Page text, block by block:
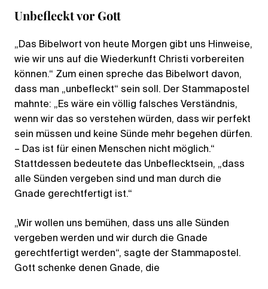
Unbefleckt vor Gott
„Das Bibelwort von heute Morgen gibt uns Hinweise,
wie wir uns auf die Wiederkunft Christi vorbereiten
können.“ Zum einen spreche das Bibelwort davon,
dass man „unbefleckt“ sein soll. Der Stammapostel
mahnte: „Es wäre ein völlig falsches Verständnis,
wenn wir das so verstehen würden, dass wir perfekt
sein müssen und keine Sünde mehr begehen dürfen.
– Das ist für einen Menschen nicht möglich.“
Stattdessen bedeutete das Unbeflecktsein, „dass
alle Sünden vergeben sind und man durch die
Gnade gerechtfertigt ist.“
„Wir wollen uns bemühen, dass uns alle Sünden
vergeben werden und wir durch die Gnade
gerechtfertigt werden“, sagte der Stammapostel.
Gott schenke denen Gnade, die